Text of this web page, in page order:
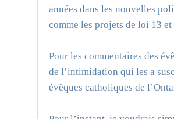
années dans les nouvelles
comme les projets de loi 13 et
Pour les commentaires des
de l’intimidation qui les a
évêques catholiques de